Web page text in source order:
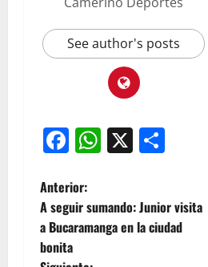
See author's posts
Facebook
WhatsApp
X
Anterior:
A seguir sumando: Junior visita
a Bucaramanga en la ciudad
bonita